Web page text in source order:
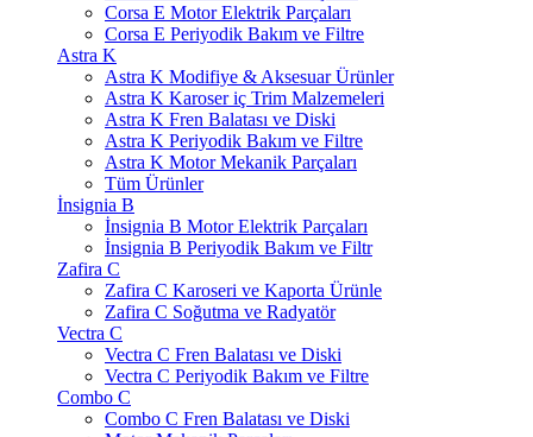
Corsa E Motor Elektrik Parçaları
Corsa E Periyodik Bakım ve Filtre
Astra K
Astra K Modifiye & Aksesuar Ürünler
Astra K Karoser iç Trim Malzemeleri
Astra K Fren Balatası ve Diski
Astra K Periyodik Bakım ve Filtre
Astra K Motor Mekanik Parçaları
Tüm Ürünler
İnsignia B
İnsignia B Motor Elektrik Parçaları
İnsignia B Periyodik Bakım ve Filtr
Zafira C
Zafira C Karoseri ve Kaporta Ürünle
Zafira C Soğutma ve Radyatör
Vectra C
Vectra C Fren Balatası ve Diski
Vectra C Periyodik Bakım ve Filtre
Combo C
Combo C Fren Balatası ve Diski